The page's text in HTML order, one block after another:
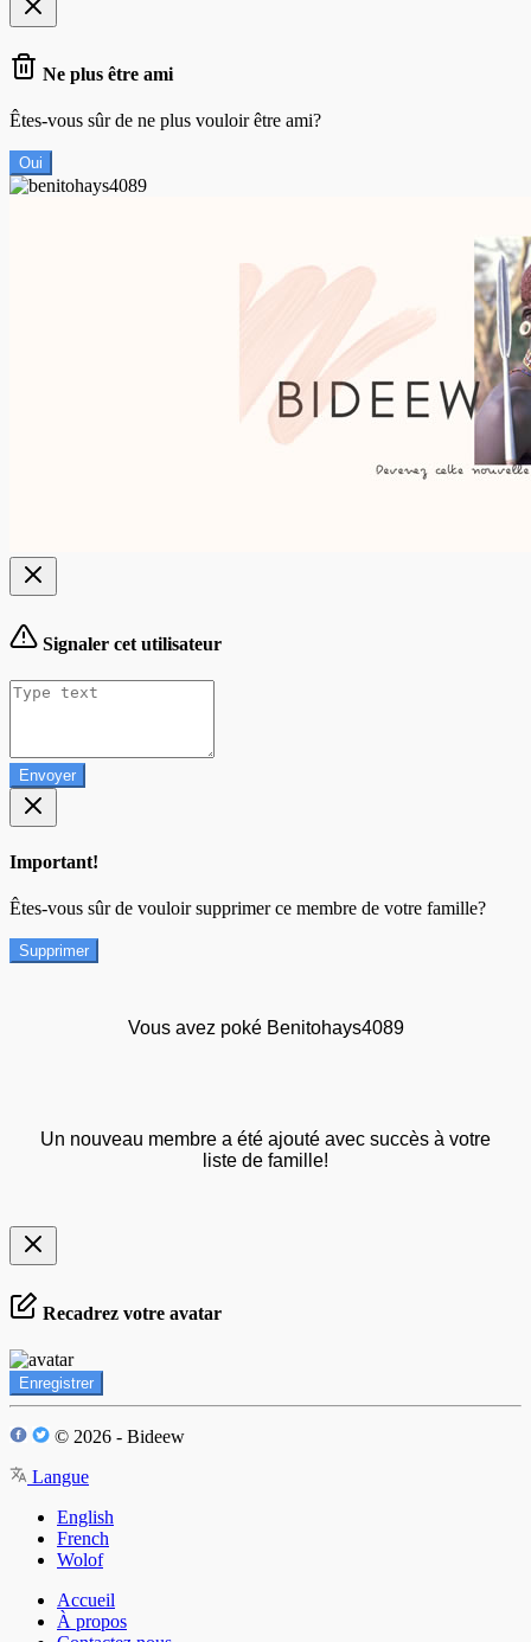
Ne plus être ami
Êtes-vous sûr de ne plus vouloir être ami?
Oui
Signaler cet utilisateur
Envoyer
Important!
Êtes-vous sûr de vouloir supprimer ce membre de votre famille?
Supprimer
Vous avez poké Benitohays4089
Un nouveau membre a été ajouté avec succès à votre
liste de famille!
Recadrez votre avatar
Enregistrer
© 2026 - Bideew
Langue
English
French
Wolof
Accueil
À propos